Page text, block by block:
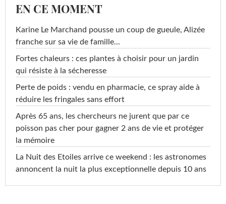
EN CE MOMENT
Karine Le Marchand pousse un coup de gueule, Alizée
franche sur sa vie de famille...
Fortes chaleurs : ces plantes à choisir pour un jardin
qui résiste à la sécheresse
Perte de poids : vendu en pharmacie, ce spray aide à
réduire les fringales sans effort
Après 65 ans, les chercheurs ne jurent que par ce
poisson pas cher pour gagner 2 ans de vie et protéger
la mémoire
La Nuit des Etoiles arrive ce weekend : les astronomes
annoncent la nuit la plus exceptionnelle depuis 10 ans